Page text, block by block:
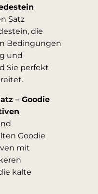
Satz
die
Bedingungen
und
Sie perfekt
– Goodie
Goodie
mit
kalte